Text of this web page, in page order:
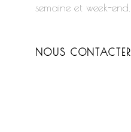
semaine et week-end.
NOUS CONTACTER